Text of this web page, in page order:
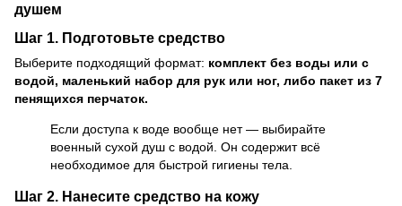
душем
Шаг 1. Подготовьте средство
Выберите подходящий формат: комплект без воды или с
водой, маленький набор для рук или ног, либо пакет из 7
пенящихся перчаток.
Если доступа к воде вообще нет — выбирайте
военный сухой душ с водой. Он содержит всё
необходимое для быстрой гигиены тела.
Шаг 2. Нанесите средство на кожу